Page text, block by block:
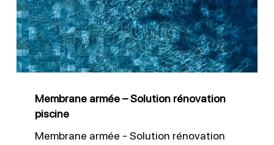
Solution
rénovation
piscine
Membrane armée – Solution rénovation
piscine
Membrane armée - Solution rénovation